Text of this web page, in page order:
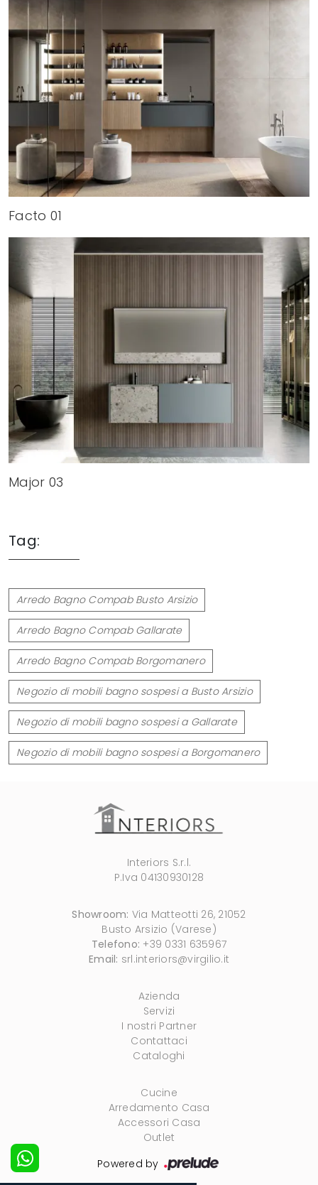
Facto 01
Major 03
Tag:
Arredo Bagno Compab Busto Arsizio
Arredo Bagno Compab Gallarate
Arredo Bagno Compab Borgomanero
Negozio di mobili bagno sospesi a Busto Arsizio
Negozio di mobili bagno sospesi a Gallarate
Negozio di mobili bagno sospesi a Borgomanero
Interiors S.r.l.
P.Iva 04130930128
Showroom: Via Matteotti 26, 21052
Busto Arsizio (Varese)
Telefono: +39 0331 635967
Email: srl.interiors@virgilio.it
Azienda
Servizi
I nostri Partner
Contattaci
Cataloghi
Cucine
Arredamento Casa
Accessori Casa
Outlet
Powered by